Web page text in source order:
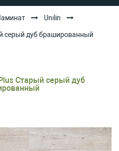
Unilin
серый дуб брашированный
Старый серый дуб